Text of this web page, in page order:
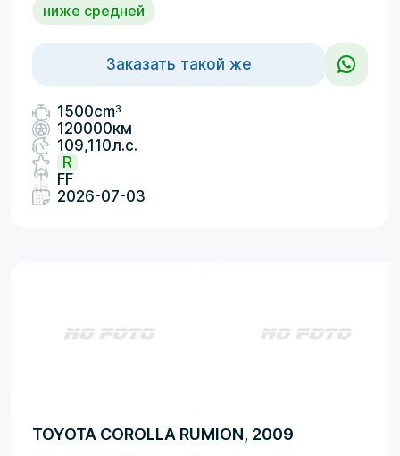
ниже средней
Заказать такой же
1500cm3
120000км
109,110л.с.
R
FF
2026-07-03
TOYOTA COROLLA RUMION, 2009